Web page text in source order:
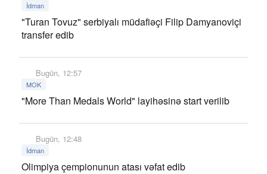
İdman
"Turan Tovuz" serbiyalı müdafiəçi Filip Damyanoviçi
transfer edib
Bugün, 12:57
MOK
"More Than Medals World" layihəsinə start verilib
Bugün, 12:48
İdman
Olimpiya çempionunun atası vəfat edib